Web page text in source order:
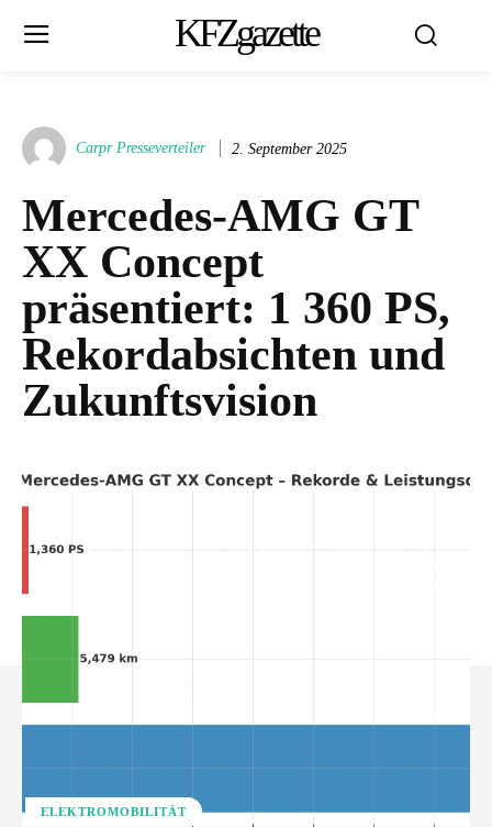
KFZgazette
Carpr Presseverteiler 2. September 2025
Mercedes-AMG GT
XX Concept
präsentiert: 1 360 PS,
Rekordabsichten und
Zukunftsvision
ELEKTROMOBILITÄT